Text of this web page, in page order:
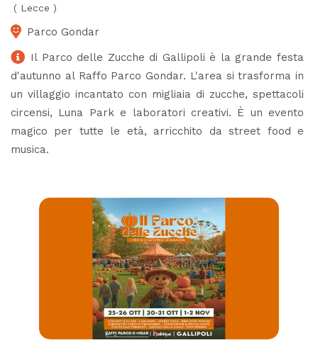
( Lecce )
Parco Gondar
Il Parco delle Zucche di Gallipoli è la grande festa
d'autunno al Raffo Parco Gondar. L'area si trasforma in
un villaggio incantato con migliaia di zucche, spettacoli
circensi, Luna Park e laboratori creativi. È un evento
magico per tutte le età, arricchito da street food e
musica.